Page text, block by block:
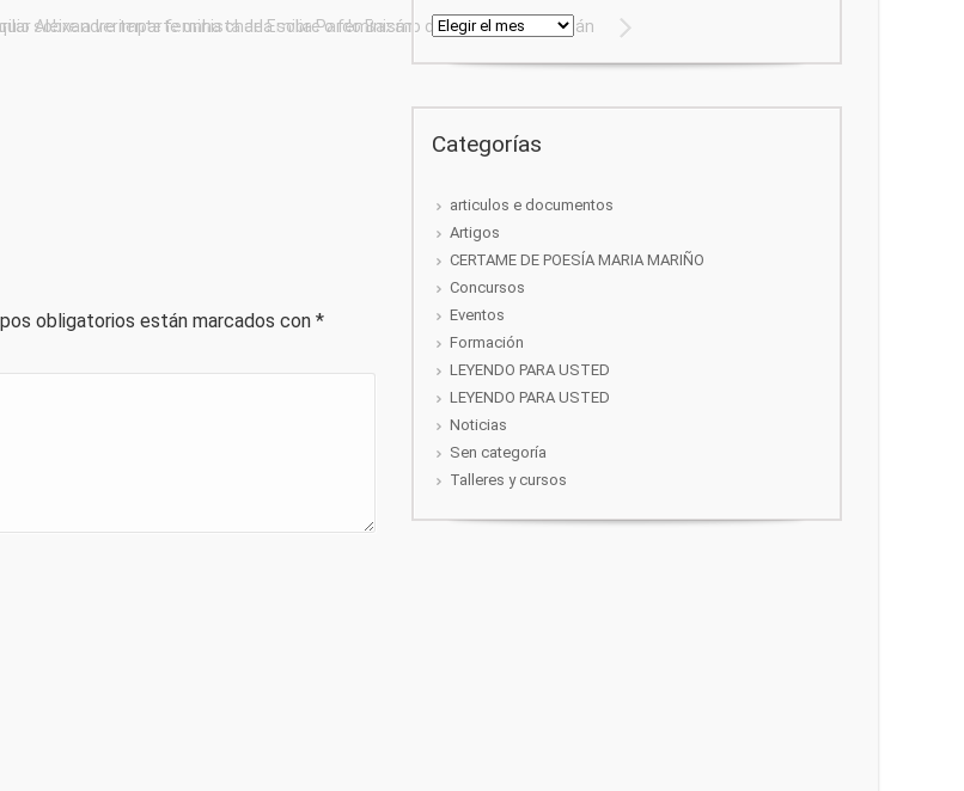
sobre a vertente feminista de Emilia Pardo Bazán
Aleixandre imparte unha charla sobre o feminismo de Emilia Pardo Bazán
obligatorios están marcados con *
Arquivos
Categorías
articulos e documentos
Artigos
CERTAME DE POESÍA MARIA MARIÑO
Concursos
Eventos
Formación
LEYENDO PARA USTED
LEYENDO PARA USTED
Noticias
Sen categoría
Talleres y cursos